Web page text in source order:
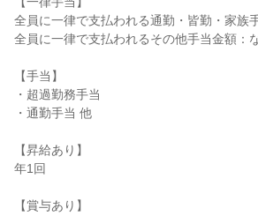
全員に一律で支払われる通勤・皆勤・家族
全員に一律で支払われるその他手当金額：
【手当】
・超過勤務手当
・通勤手当 他
【昇給あり】
年1回
【賞与あり】